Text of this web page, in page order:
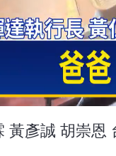
黃彥誠 胡崇恩